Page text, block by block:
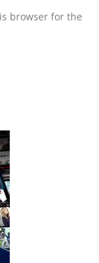
browser for the